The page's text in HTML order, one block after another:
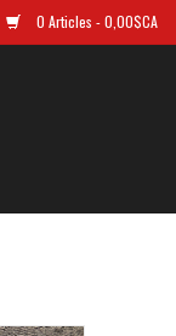
0 Articles - 0,00$CA